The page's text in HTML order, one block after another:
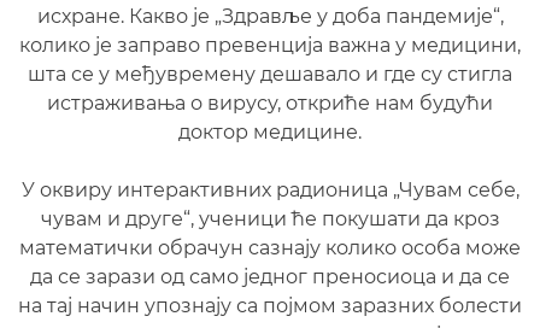
исхране. Какво је „Здравље у доба пандемије“,
колико је заправо превенција важна у медицини,
шта се у међувремену дешавало и где су стигла
истраживања о вирусу, откриће нам будући
доктор медицине.
У оквиру интерактивних радионица „Чувам себе,
чувам и друге“, ученици ће покушати да кроз
математички обрачун сазнају колико особа може
да се зарази од само једног преносиоца и да се
на тај начин упознају са појмом заразних болести